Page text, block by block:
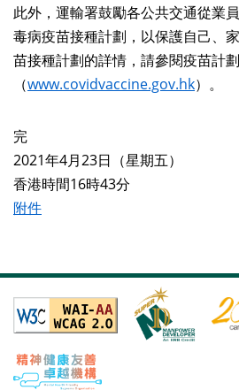
此外，運輸署鼓勵各公共交通從業
毒病疫苗接種計劃，以保護自己、
苗接種計劃的詳情，請參閱疫苗計
（www.covidvaccine.gov.hk）。
完
2021年4月23日（星期五）
香港時間16時43分
附件